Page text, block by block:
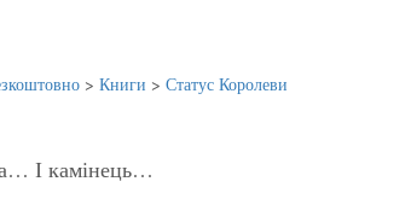
> Книги > Статус Королеви
І камінець…